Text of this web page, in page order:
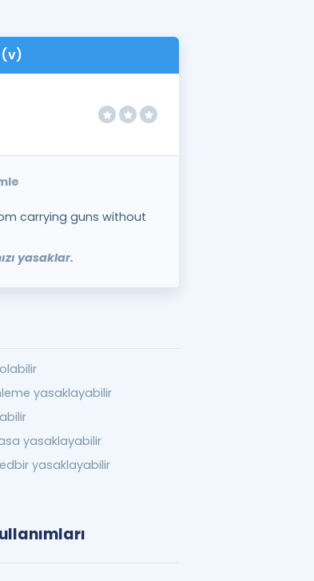
carrying guns without
yasaklar.
yasaklayabilir
yasaklayabilir
yasaklayabilir